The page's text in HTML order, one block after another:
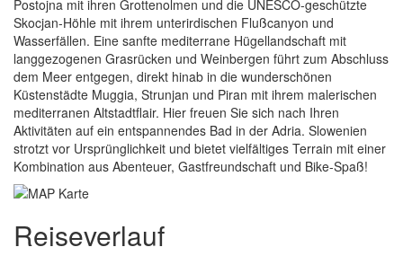
Postojna mit ihren Grottenolmen und die UNESCO-geschützte
Skocjan-Höhle mit ihrem unterirdischen Flußcanyon und
Wasserfällen. Eine sanfte mediterrane Hügellandschaft mit
langgezogenen Grasrücken und Weinbergen führt zum Abschluss
dem Meer entgegen, direkt hinab in die wunderschönen
Küstenstädte Muggia, Strunjan und Piran mit ihrem malerischen
mediterranen Altstadtflair. Hier freuen Sie sich nach Ihren
Aktivitäten auf ein entspannendes Bad in der Adria. Slowenien
strotzt vor Ursprünglichkeit und bietet vielfältiges Terrain mit einer
Kombination aus Abenteuer, Gastfreundschaft und Bike-Spaß!
Reiseverlauf